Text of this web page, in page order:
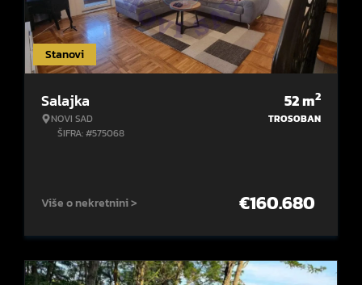
Stanovi
Salajka
NOVI SAD
ŠIFRA: #575068
52m2
TROSOBAN
Više o nekretnini > €160.680